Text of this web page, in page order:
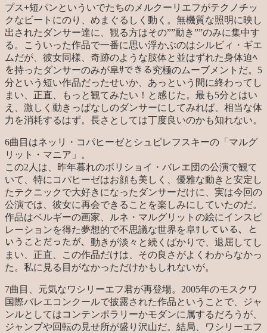
プス+短パンといういでたちのメルクーリエフがテクノチッ
クなビートにのり、めまぐるしく動く。無機質な照明に映し
出されたダンサー達に、観る方はその””動き””のみに集中す
る。こういった作品で一番に思い浮かぶのはシルビィ・ギエ
ムだが、彼女同様、奇跡のような肢体と並はずれた身体迫ﾍ
を持ったダンサーのみが阜ｻできる究極のムーブメントだ。5
分という短い作品だったせいか、あっという間に終わってし
まい、正直、もっと観てみたい！と感じた。最も5分とはい
え、激しく動きっぱなしのダンサーにしてみれば、相当な体
力を消耗するはず。長さとしては丁度良いのかも知れない。
6曲目はネッリ・コパヒーゼとシュピレフスキーの「マルグ
リット・マニア」。
この2人は、昨年暮れのボリショイ・バレエ団の公演で観て
いて、特にコパヒーゼはお顔も美しく、優雅な動きと安定し
たテクニックで大好きになったダンサーだけに、実は今回の
公演では、彼女に再会できることを楽しみにしていたのだ。
作品はベルギーの画家、ルネ・マルグリットの絵にインスピ
レーションを得た夢想的で不思議な世界を阜ｻしている、と
いうことだったが、動きが淡々と続くばかりで、退屈してし
まい、正直、この作品だけは、その良さがよくわからなかっ
た。私に見る目がなかっただけかもしれないが。
7曲目、元気なワシリーエフ君が再登場。2005年のモスクワ
国際バレエコンクールで披露された作品ということで、ジャ
ンルとしてはコンテンポラリーかモダンに属するだろうが、
ジャンプや回転の見せ所が盛り沢山だ。結局、ワシリーエフ